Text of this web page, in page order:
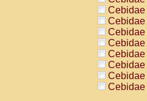
Cebidae
Cebidae
Cebidae
Cebidae
Cebidae
Cebidae
Cebidae
Cebidae